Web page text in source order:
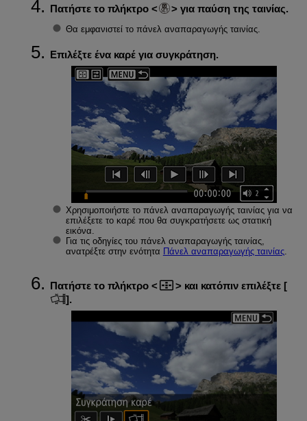
Πατήστε το πλήκτρο για παύση της ταινίας.
Θα εμφανιστεί το πάνελ αναπαραγωγής ταινίας.
Επιλέξτε ένα καρέ για συγκράτηση.
Χρησιμοποιήστε το πάνελ αναπαραγωγής ταινίας για να
επιλέξετε το καρέ που θα συγκρατήσετε ως στατική
εικόνα.
Για τις οδηγίες του πάνελ αναπαραγωγής ταινίας,
ανατρέξτε στην ενότητα Πάνελ αναπαραγωγής ταινίας.
Πατήστε το πλήκτρο
και κατόπιν επιλέξτε [
].